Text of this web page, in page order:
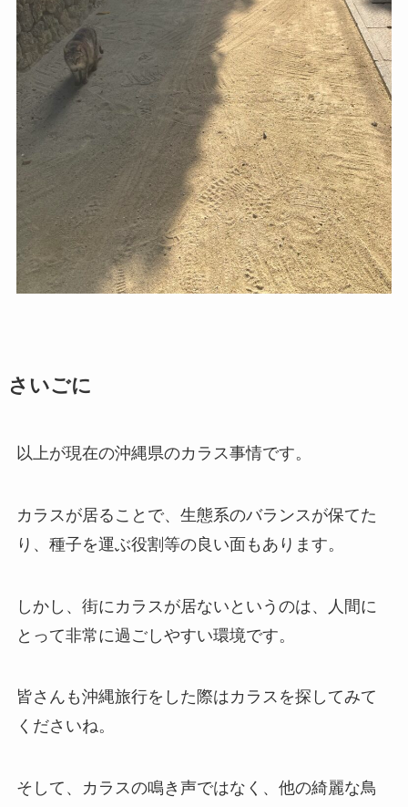
さいごに
以上が現在の沖縄県のカラス事情です。
カラスが居ることで、生態系のバランスが保てた
り、種子を運ぶ役割等の良い面もあります。
しかし、街にカラスが居ないというのは、人間に
とって非常に過ごしやすい環境です。
皆さんも沖縄旅行をした際はカラスを探してみて
くださいね。
そして、カラスの鳴き声ではなく、他の綺麗な鳥